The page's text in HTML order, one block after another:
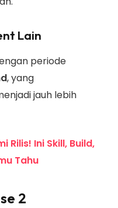
Lain
periode
, yang
jauh lebih
Rilis! Ini Skill, Build,
Tahu
2